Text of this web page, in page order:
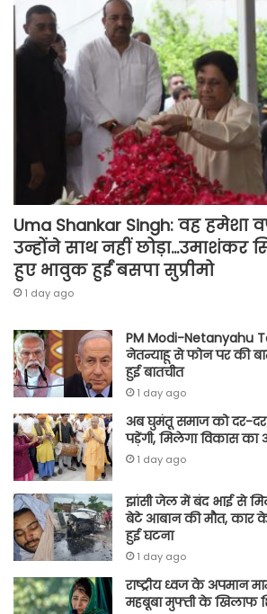
Uma Shankar Singh: वह हमेशा
उन्होंने साथ नहीं छोड़ा…उमाशंकर
हुए भावुक हुईं बसपा सुप्रीमो
1 day ago
PM Modi-Netanyahu
नेतन्याहू से फोन पर की
हुई बातचीत
1 day ago
अब घुमंतू समाज को दर-दर
पड़ेंगी, मिलेगा विकास का
1 day ago
झांसी जेल में बंद भाई से
बेटे आबान की मौत, कार
हुई घटना
1 day ago
राष्ट्रीय ध्वज के अपमान
महबूबा मुफ्ती के खिलाफ